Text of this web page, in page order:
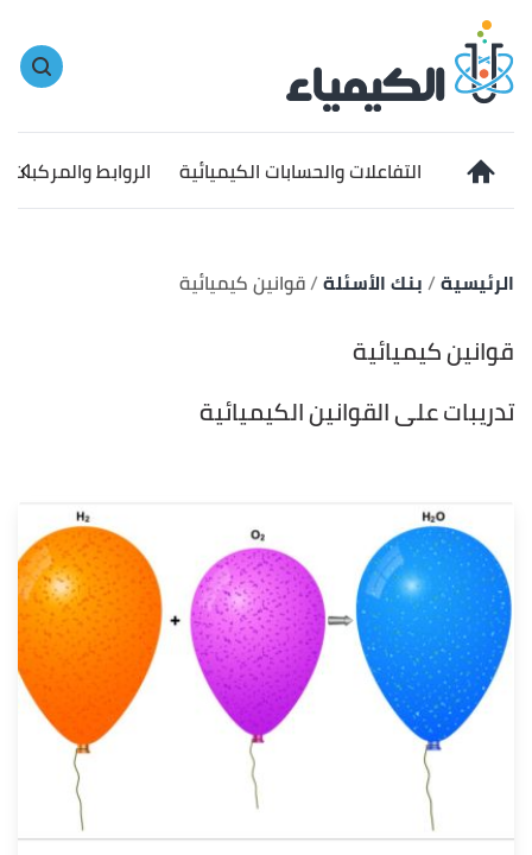
التفاعلات والحسابات الكيميائية الروابط والمركبات
الرئيسية بنك الأسئلة قوانين كيميائية
قوانين كيميائية
تدريبات على القوانين الكيميائية